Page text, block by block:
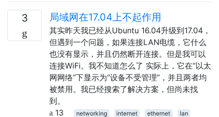
3 局域网在17.04上不起作用
其实昨天我已经从Ubuntu 16.04升级到17.04，
但遇到一个问题，如果连接LAN电缆，它什么
也没有显示，并且仍然断开连接。但是我可以
连接WiFi。我不知道怎么了 实际上，它在“以太
网网络”下显示为“设备不受管理”，并且两者均
被禁用。我已经搜索了解决方案，但尚未找
到。
13
networking internet ethernet
lan